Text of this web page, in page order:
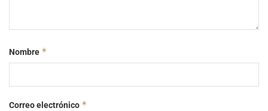
Nombre *
Correo electrónico *